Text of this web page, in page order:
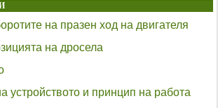
на празен ход на двигателя
на дросела
устройството и принцип на работа